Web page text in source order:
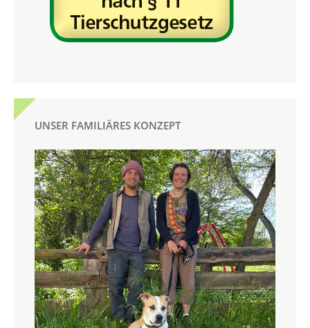
UNSER FAMILIÄRES KONZEPT